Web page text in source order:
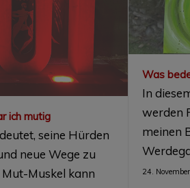
Was
In
werden
meinen
24.
ich mutig
seine Hürden
neue Wege zu
Muskel kann